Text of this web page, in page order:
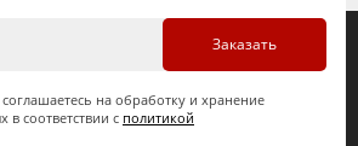
Заказать
на обработку и хранение
в соответствии с политикой